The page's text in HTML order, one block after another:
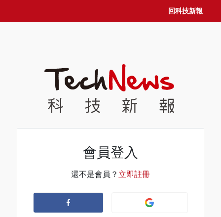
回科技新報
會員登入
還不是會員？ 立即註冊